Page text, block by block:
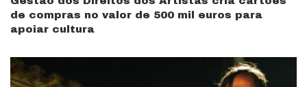
de compras no valor de 500 mil euros para
apoiar cultura